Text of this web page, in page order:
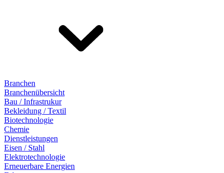
Branchen
Branchenübersicht
Bau / Infrastrukur
Bekleidung / Textil
Biotechnologie
Chemie
Dienstleistungen
Eisen / Stahl
Elektrotechnologie
Erneuerbare Energien